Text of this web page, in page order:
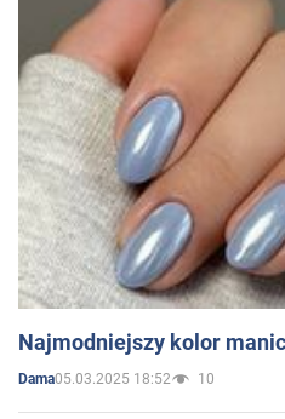
Najmodniejszy kolor
Dama05.03.2025 18:52 10